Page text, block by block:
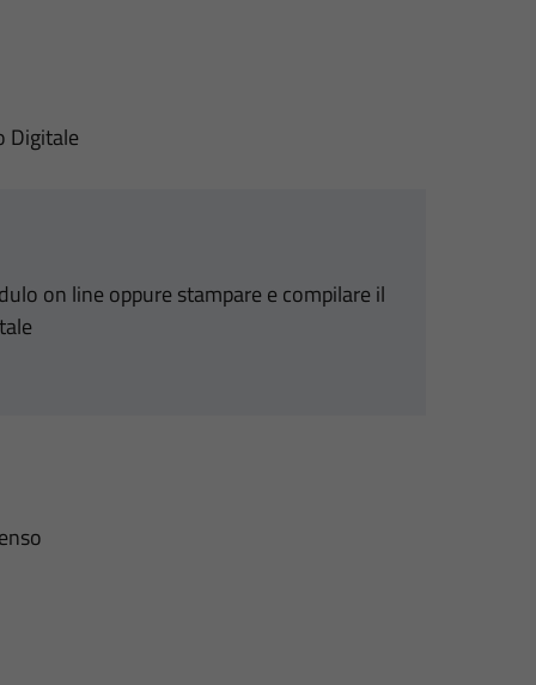
Digitale
on line oppure stampare e compilare il